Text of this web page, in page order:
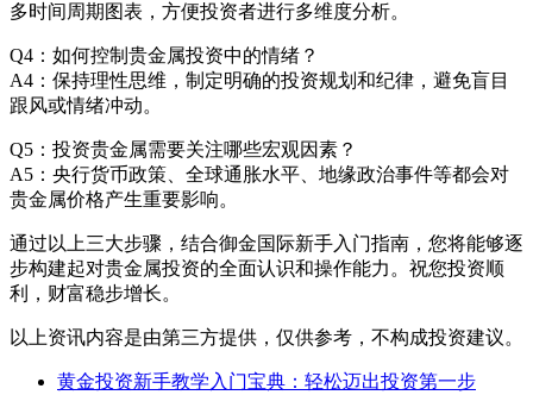
多时间周期图表，方便投资者进行多维度分析。
Q4：如何控制贵金属投资中的情绪？
A4：保持理性思维，制定明确的投资规划和纪律，避免盲目
跟风或情绪冲动。
Q5：投资贵金属需要关注哪些宏观因素？
A5：央行货币政策、全球通胀水平、地缘政治事件等都会对
贵金属价格产生重要影响。
通过以上三大步骤，结合御金国际新手入门指南，您将能够逐
步构建起对贵金属投资的全面认识和操作能力。祝您投资顺
利，财富稳步增长。
以上资讯内容是由第三方提供，仅供参考，不构成投资建议。
黄金投资新手教学入门宝典：轻松迈出投资第一步